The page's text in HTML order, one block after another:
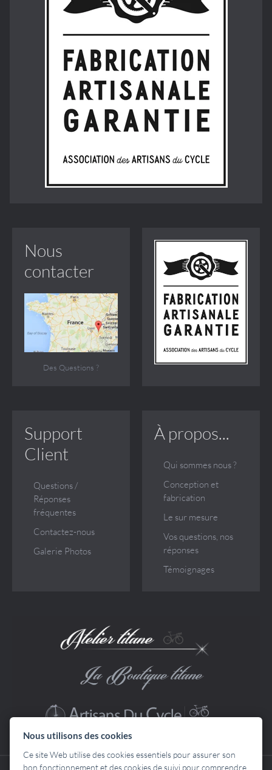
Nous
contacter
Des Questions ?
Support
Client
Questions /
Réponses
fréquentes
Contactez-nous
Galerie Photos
À propos...
Qui sommes nous ?
Conception et
fabrication
Le sur mesure
Vos questions, nos
réponses
Témoignages
Nous utilisons des cookies
Ce site Web utilise des cookies essentiels pour assurer son
bon fonctionnement et des cookies de suivi pour comprendre